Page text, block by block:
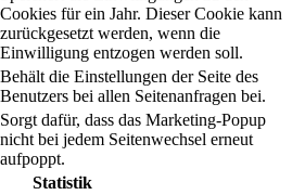
Cookies für ein Jahr. Dieser Cookie kann
zurückgesetzt werden, wenn die
Einwilligung entzogen werden soll.
Behält die Einstellungen der Seite des
Benutzers bei allen Seitenanfragen bei.
Sorgt dafür, dass das Marketing-Popup
nicht bei jedem Seitenwechsel erneut
aufpoppt.
Statistik